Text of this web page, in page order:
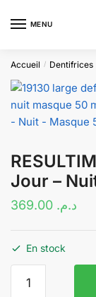
MENU
Accueil / Dentifrices
Jour –
د.م.
En stock